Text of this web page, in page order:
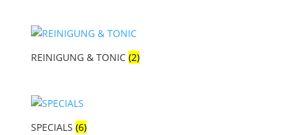
REINIGUNG & TONIC (2)
SPECIALS (6)